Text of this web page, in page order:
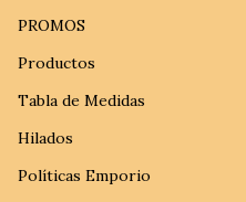
PROMOS
Productos
Tabla de Medidas
Hilados
Políticas Emporio